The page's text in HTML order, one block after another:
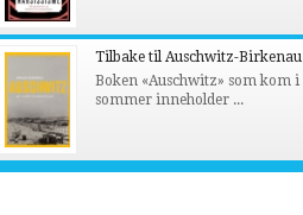
Tilbake til Auschwitz-Birkenau
Boken «Auschwitz» som kom i
sommer inneholder ...